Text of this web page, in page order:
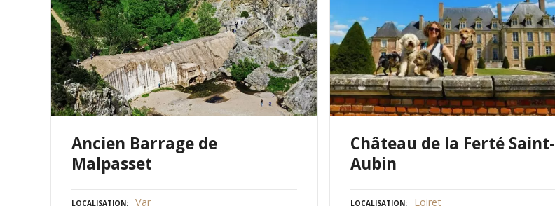
Ancien Barrage de
Malpasset
LOCALISATION Var
Château de la Ferté Saint-
Aubin
LOCALISATION Loiret